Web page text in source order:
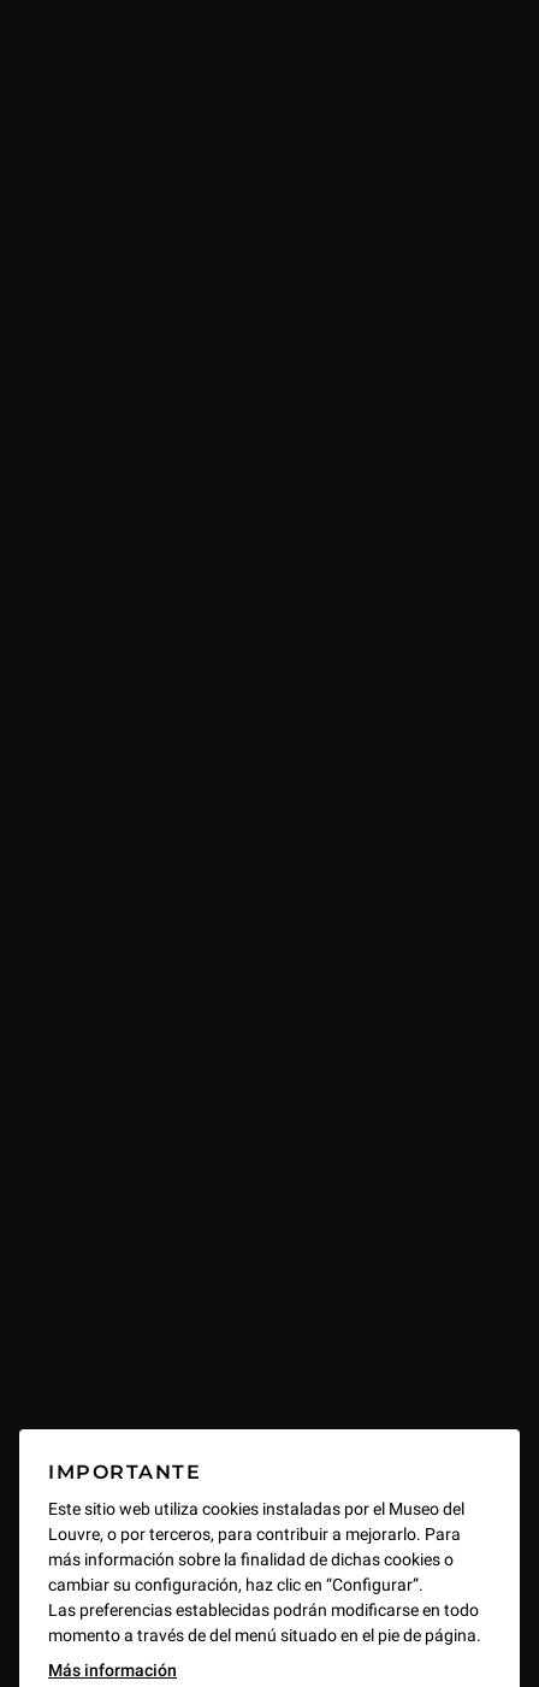
IMPORTANTE
Este sitio web utiliza cookies instaladas por el Museo del
Louvre, o por terceros, para contribuir a mejorarlo. Para
más información sobre la finalidad de dichas cookies o
cambiar su configuración, haz clic en “Configurar”.
Las preferencias establecidas podrán modificarse en todo
momento a través de del menú situado en el pie de página.
Más información